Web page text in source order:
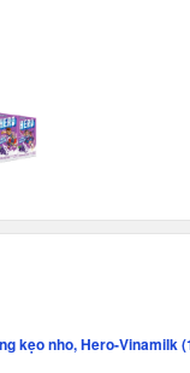
kẹo nho, Hero-Vinamilk